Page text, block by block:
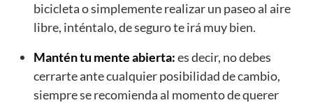
bicicleta o simplemente realizar un paseo al aire
libre, inténtalo, de seguro te irá muy bien.
Mantén tu mente abierta:es decir, no debes
cerrarte ante cualquier posibilidad de cambio,
siempre se recomienda al momento de querer